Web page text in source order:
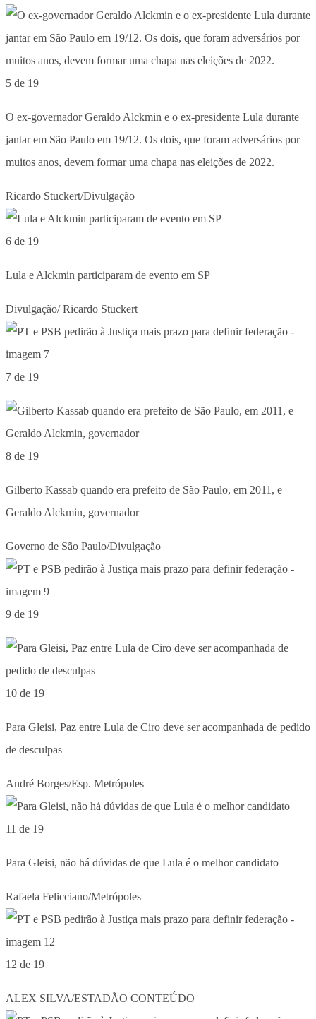
5 de 19
O ex-governador Geraldo Alckmin e o ex-presidente Lula durante
jantar em São Paulo em 19/12. Os dois, que foram adversários por
muitos anos, devem formar uma chapa nas eleições de 2022.
Ricardo Stuckert/Divulgação
6 de 19
Lula e Alckmin participaram de evento em SP
Divulgação/ Ricardo Stuckert
7 de 19
8 de 19
Gilberto Kassab quando era prefeito de São Paulo, em 2011, e
Geraldo Alckmin, governador
Governo de São Paulo/Divulgação
9 de 19
10 de 19
Para Gleisi, Paz entre Lula de Ciro deve ser acompanhada de pedido
de desculpas
André Borges/Esp. Metrópoles
11 de 19
Para Gleisi, não há dúvidas de que Lula é o melhor candidato
Rafaela Felicciano/Metrópoles
12 de 19
ALEX SILVA/ESTADÃO CONTEÚDO